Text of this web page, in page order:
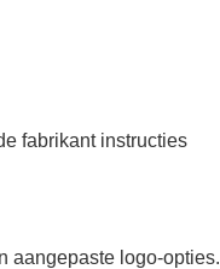
fabrikant instructies
aangepaste logo-opties.